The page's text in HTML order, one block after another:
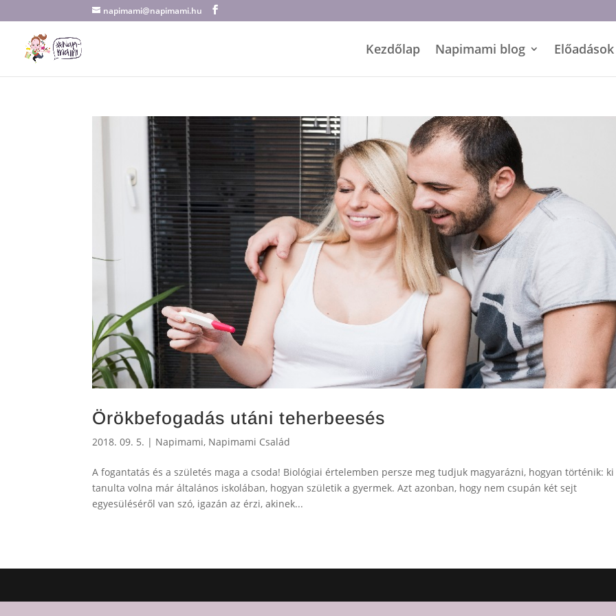
napimami@napimami.hu
Kezdőlap Napimami blog Előadások
Örökbefogadás utáni teherbeesés
2018. 09. 5. | Napimami, Napimami Család
A fogantatás és a születés maga a csoda! Biológiai értelemben persze meg tudjuk magyarázni, hogyan történik:
tanulta volna már általános iskolában, hogyan születik a gyermek. Azt azonban, hogy nem csupán két sejt
egyesüléséről van szó, igazán az érzi, akinek...